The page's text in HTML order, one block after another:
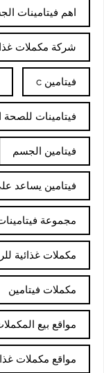
اهم فيتامينات
شركة مكملات
فيتامين c
فيتامينات للصحة
فيتامين الجسم
فيتامين يساعد
مجموعة
مكملات غذائية
مكملات فيتامين
مواقع بيع
مواقع مكملات